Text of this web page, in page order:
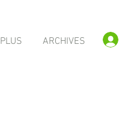
PLUS ARCHIVES